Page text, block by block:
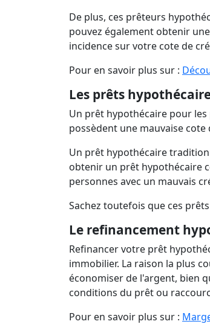
De plus, ces prêteurs
pouvez également obtenir
incidence sur votre cote de
Pour en savoir plus sur :
Les prêts
Un prêt hypothécaire pour
possèdent une mauvaise
Un prêt hypothécaire
obtenir un prêt hypothécaire
personnes avec un mauvais
Sachez toutefois que ces
Le refinancement
Refinancer votre prêt
immobilier. La raison la plus
économiser de l'argent, bien
conditions du prêt ou
Pour en savoir plus sur :